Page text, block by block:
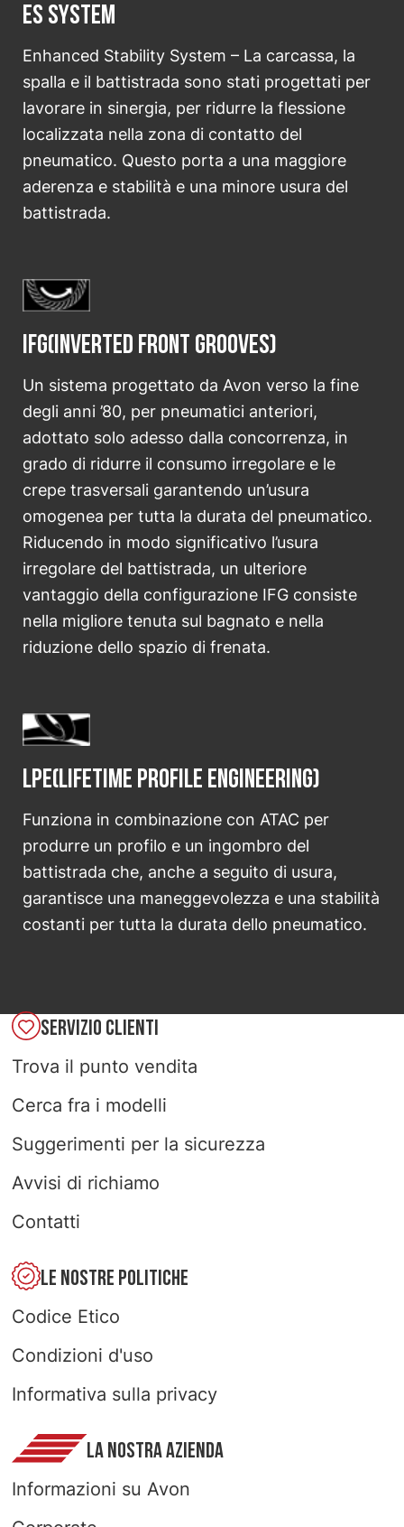
ES System
Enhanced Stability System – La carcassa, la
spalla e il battistrada sono stati progettati per
lavorare in sinergia, per ridurre la flessione
localizzata nella zona di contatto del
pneumatico. Questo porta a una maggiore
aderenza e stabilità e una minore usura del
battistrada.
IFG(Inverted Front Grooves)
Un sistema progettato da Avon verso la fine
degli anni ’80, per pneumatici anteriori,
adottato solo adesso dalla concorrenza, in
grado di ridurre il consumo irregolare e le
crepe trasversali garantendo un’usura
omogenea per tutta la durata del pneumatico.
Riducendo in modo significativo l’usura
irregolare del battistrada, un ulteriore
vantaggio della configurazione IFG consiste
nella migliore tenuta sul bagnato e nella
riduzione dello spazio di frenata.
LPE(Lifetime Profile Engineering)
Funziona in combinazione con ATAC per
produrre un profilo e un ingombro del
battistrada che, anche a seguito di usura,
garantisce una maneggevolezza e una stabilità
costanti per tutta la durata dello pneumatico.
SERVIZIO CLIENTI
Trova il punto vendita
Cerca fra i modelli
Suggerimenti per la sicurezza
Avvisi di richiamo
Contatti
LE NOSTRE POLITICHE
Codice Etico
Condizioni d'uso
Informativa sulla privacy
LA NOSTRA AZIENDA
Informazioni su Avon